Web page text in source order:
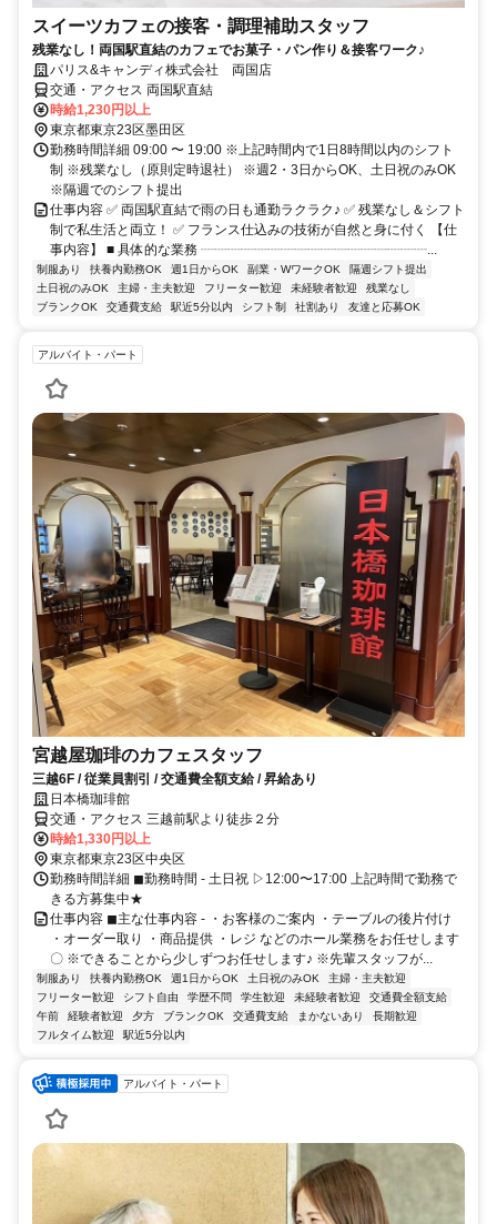
スイーツカフェの接客・調理補助スタッフ
残業なし！両国駅直結のカフェでお菓子・パン作り＆接客ワーク♪
パリス&キャンディ株式会社 両国店
交通・アクセス 両国駅直結
時給1,230円以上
東京都東京23区墨田区
勤務時間詳細 09:00 〜 19:00 ※上記時間内で1日8時間以内のシフト
制 ※残業なし（原則定時退社） ※週2・3日からOK、土日祝のみOK
※隔週でのシフト提出
仕事内容 ✅ 両国駅直結で雨の日も通勤ラクラク♪ ✅ 残業なし＆シフト
制で私生活と両立！ ✅ フランス仕込みの技術が自然と身に付く 【仕
事内容】 ■ 具体的な業務 ┈┈┈┈┈┈┈┈┈┈┈┈┈┈┈┈┈...
制服あり 扶養内勤務OK 週1日からOK 副業・WワークOK
隔週シフト提出
土日祝のみOK
主婦・主夫歓迎 フリーター歓迎 未経験者歓迎
残業なし
ブランクOK
交通費支給 駅近5分以内 シフト制 社割あり 友達と応募OK
アルバイト・パート
宮越屋珈琲のカフェスタッフ
三越6F / 従業員割引 / 交通費全額支給 / 昇給あり
日本橋珈琲館
交通・アクセス 三越前駅より徒歩２分
時給1,330円以上
東京都東京23区中央区
勤務時間詳細 ◼︎勤務時間 - 土日祝 ▷12:00〜17:00 上記時間で勤務で
きる方募集中★
仕事内容 ◼︎主な仕事内容 - ・お客様のご案内 ・テーブルの後片付け
・オーダー取り ・商品提供 ・レジ などのホール業務をお任せします
〇 ※できることから少しずつお任せします♪ ※先輩スタッフが...
制服あり 扶養内勤務OK 週1日からOK 土日祝のみOK
主婦・主夫歓迎
フリーター歓迎
シフト自由 学歴不問 学生歓迎 未経験者歓迎
交通費全額支給
午前
経験者歓迎 夕方 ブランクOK 交通費支給 まかないあり
長期歓迎
フルタイム歓迎
駅近5分以内
アルバイト・パート